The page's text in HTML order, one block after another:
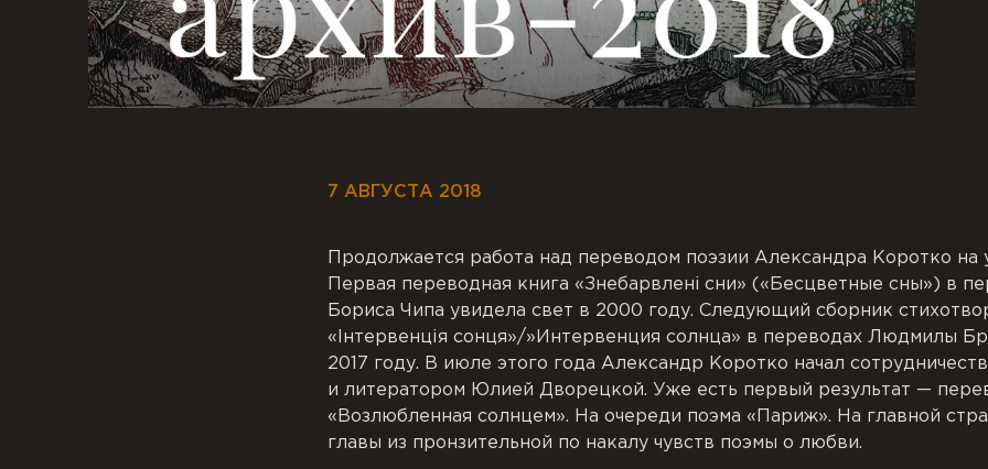
7 АВГУСТА 2018
Продолжается работа над переводом поэзии Александра Коротко на
Первая переводная книга «Знебарвленi сни» («Бесцветные сны») в
Бориса Чипа увидела свет в 2000 году. Следующий сборник
«Інтервенція сонця»/»Интервенция солнца» в переводах Людмилы
2017 году. В июле этого года Александр Коротко начал
и литератором Юлией Дворецкой. Уже есть первый результат —
«Возлюбленная солнцем». На очереди поэма «Париж». На главной
главы из пронзительной по накалу чувств поэмы о любви.